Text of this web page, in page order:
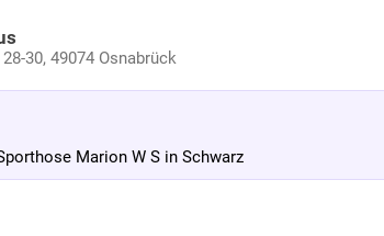
30,49074 Osnabrück
Marion W S in Schwarz